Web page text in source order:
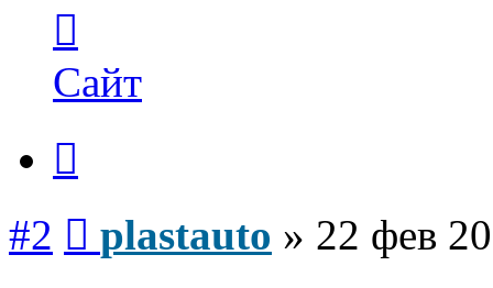
пользователя
plastauto
Сайт
#2 plastauto » 22 фев